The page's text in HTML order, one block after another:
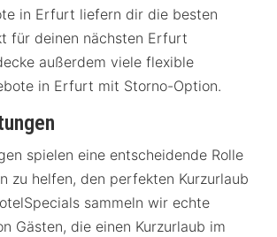
in Erfurt liefern dir die besten
für deinen nächsten Erfurt
außerdem viele flexible
in Erfurt mit Storno-Option.
spielen eine entscheidende Rolle
zu helfen, den perfekten Kurzurlaub
sammeln wir echte
Gästen, die einen Kurzurlaub im